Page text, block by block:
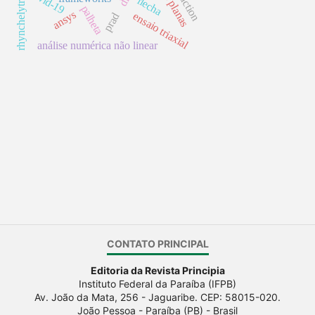
palheta
ansys
análise numérica não linear
flecha
ensaio triaxial
prad
CONTATO PRINCIPAL
Editoria da Revista Principia
Instituto Federal da Paraíba (IFPB)
Av. João da Mata, 256 - Jaguaribe. CEP: 58015-020.
João Pessoa - Paraíba (PB) - Brasil